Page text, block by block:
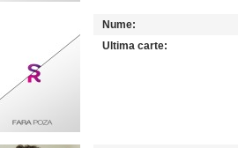
Nume:
Ultima carte: